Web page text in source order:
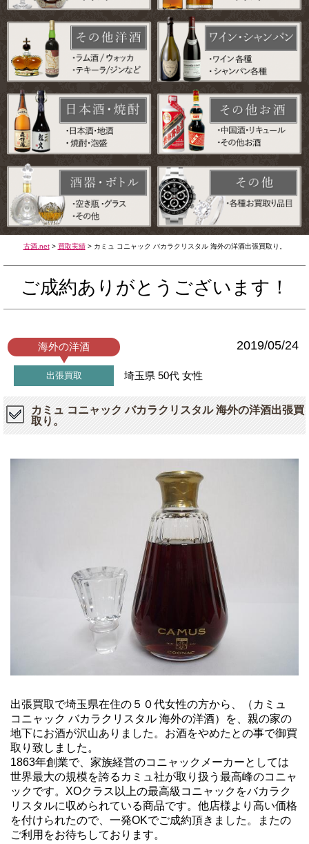
古酒.net> 買取実績> カミュ コニャック バカラクリスタル 海外の洋酒出張買取り。
ご成約ありがとうございます！
海外の洋酒 2019/05/24
出張買取 埼玉県 50代 女性
カミュ コニャック バカラクリスタル 海外の洋酒出張買
取り。
出張買取で埼玉県在住の５０代女性の方から、（カミュ
コニャック バカラクリスタル 海外の洋酒）を、親の家の
地下にお酒が沢山ありました。お酒をやめたとの事で御買
取り致しました。
1863年創業で、家族経営のコニャックメーカーとしては
世界最大の規模を誇るカミュ社が取り扱う最高峰のコニャ
ックです。XOクラス以上の最高級コニャックをバカラク
リスタルに収められている商品です。他店様より高い価格
を付けられたので、一発OKでご成約頂きました。またの
ご利用をお待ちしております。